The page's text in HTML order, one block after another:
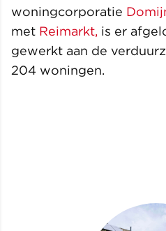
woningcorporatie
met Reimarkt, is er
gewerkt aan de
204 woningen.